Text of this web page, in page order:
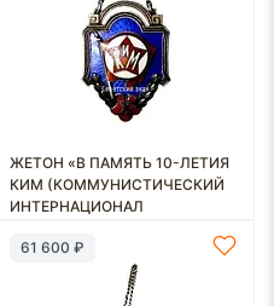
ЖЕТОН «В ПАМЯТЬ 10-ЛЕТИЯ
КИМ (КОММУНИСТИЧЕСКИЙ
ИНТЕРНАЦИОНАЛ
61 600 ₽